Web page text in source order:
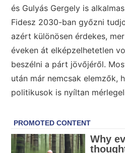
és Gulyás Gergely is
Fidesz 2030-ban győzni
azért különösen érdekes,
éveken át elképzelhetetlen
beszélni a párt jövőjéről.
után már nemcsak elemzők,
politikusok is nyíltan